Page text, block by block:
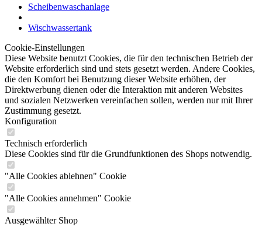
Scheibenwaschanlage
Wischwassertank
Cookie-Einstellungen
Diese Website benutzt Cookies, die für den technischen Betrieb der
Website erforderlich sind und stets gesetzt werden. Andere Cookies,
die den Komfort bei Benutzung dieser Website erhöhen, der
Direktwerbung dienen oder die Interaktion mit anderen Websites
und sozialen Netzwerken vereinfachen sollen, werden nur mit Ihrer
Zustimmung gesetzt.
Konfiguration
Technisch erforderlich
Diese Cookies sind für die Grundfunktionen des Shops notwendig.
"Alle Cookies ablehnen" Cookie
"Alle Cookies annehmen" Cookie
Ausgewählter Shop